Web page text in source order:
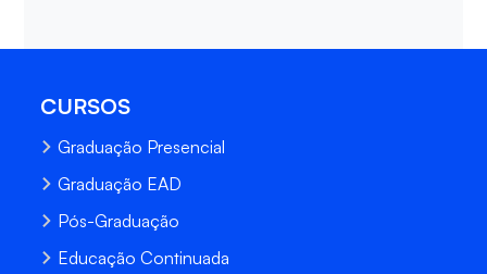
CURSOS
Graduação Presencial
Graduação EAD
Pós-Graduação
Educação Continuada